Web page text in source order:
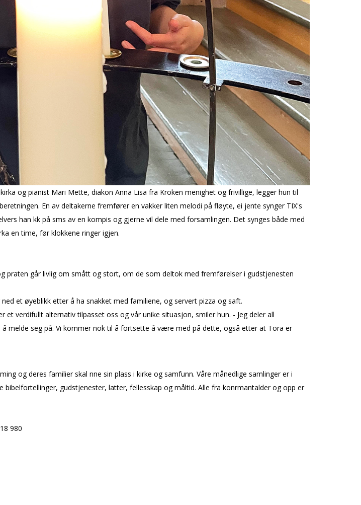
og pianist Mari Mette, diakon Anna Lisa fra Kroken menighet og frivillige, legger hun til
En av deltakerne fremfører en vakker liten melodi på fløyte, ei jente synger TIX's
han fikk på sms av en kompis og gjerne vil dele med forsamlingen. Det synges både med
en time, før klokkene ringer igjen.
går livlig om smått og stort, om de som deltok med fremførelser i gudstjenesten
et øyeblikk etter å ha snakket med familiene, og servert pizza og saft.
verdifullt alternativ tilpasset oss og vår unike situasjon, smiler hun. - Jeg deler all
melde seg på. Vi kommer nok til å fortsette å være med på dette, også etter at Tora er
og deres familier skal finne sin plass i kirke og samfunn. Våre månedlige samlinger er i
gudstjenester, latter, fellesskap og måltid. Alle fra konfirmantalder og opp er
980